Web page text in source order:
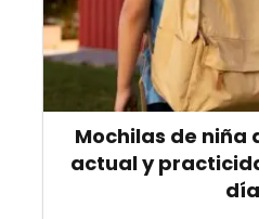
Mochilas de niña
actual y
día